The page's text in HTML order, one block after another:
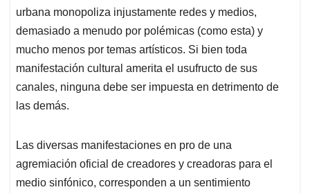
urbana monopoliza injustamente redes y medios,
demasiado a menudo por polémicas (como esta) y
mucho menos por temas artísticos. Si bien toda
manifestación cultural amerita el usufructo de sus
canales, ninguna debe ser impuesta en detrimento de
las demás.
Las diversas manifestaciones en pro de una
agremiación oficial de creadores y creadoras para el
medio sinfónico, corresponden a un sentimiento